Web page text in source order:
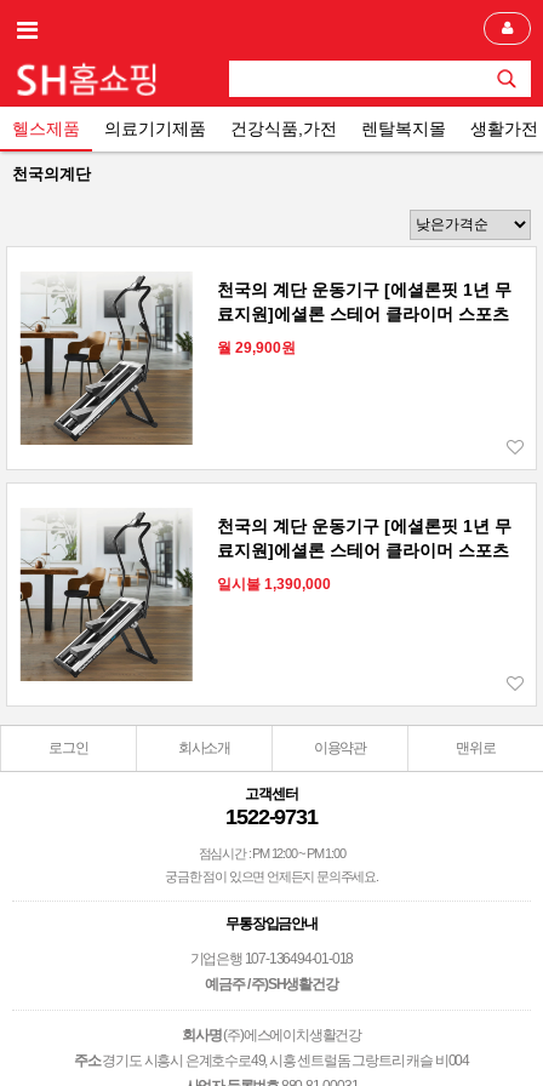
헬스제품 의료기기제품 건강식품,가전 렌탈복지몰 생활가전
천국의계단
천국의 계단 운동기구 [에셜론핏 1년 무
료지원]에셜론 스테어 클라이머 스포츠
월 29,900원
천국의 계단 운동기구 [에셜론핏 1년 무
료지원]에셜론 스테어 클라이머 스포츠
일시불 1,390,000
로그인 회사소개 이용약관 맨위로
고객센터
1522-9731
점심시간 : PM 12:00 ~ PM 1:00
궁금한 점이 있으면 언제든지 문의주세요.
무통장입금안내
기업은행 107-136494-01-018
예금주 / 주)SH생활건강
회사명(주)에스에이치생활건강
주소경기도 시흥시 은계호수로49, 시흥 센트럴돔 그랑트리 캐슬 비004